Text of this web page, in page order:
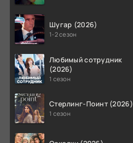
Шугар (2026)
1-2 сезон
Любимый сотрудник
(2026)
1 сезон
Стерлинг-Поинт (2026)
1 сезон